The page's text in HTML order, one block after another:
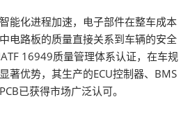
能化进程加速，电子部件在整车成本
电路板的质量直接关系到车辆的安全
16949质量管理体系认证，在车规
著优势，其生产的ECU控制器、BMS
已获得市场广泛认可。